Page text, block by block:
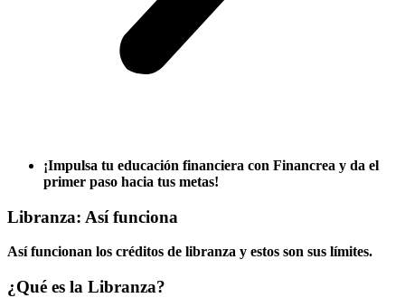
¡Impulsa tu educación financiera con Financrea y da el
primer paso hacia tus metas!
Libranza: Así funciona
Así funcionan los créditos de libranza y estos son sus límites.
¿Qué es la Libranza?